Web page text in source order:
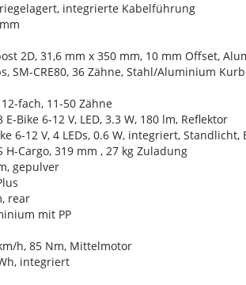
integrierte Kabelführung
2D, 31,6 mm x 350 mm, 10 mm Offset,
SM-CRE80, 36 Zähne, Stahl/Aluminium
12-fach, 11-50 Zähne
Bike 6-12 V, LED, 3.3 W, 180 lm, Reflektor
6-12 V, 4 LEDs, 0.6 W, integriert, Standlicht,
H-Cargo, 319 mm , 27 kg Zuladung
gepulver
rear
mit PP
h, 85 Nm, Mittelmotor
integriert